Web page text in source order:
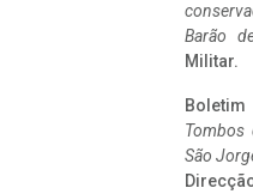
Barão
Militar.
Tombos
São